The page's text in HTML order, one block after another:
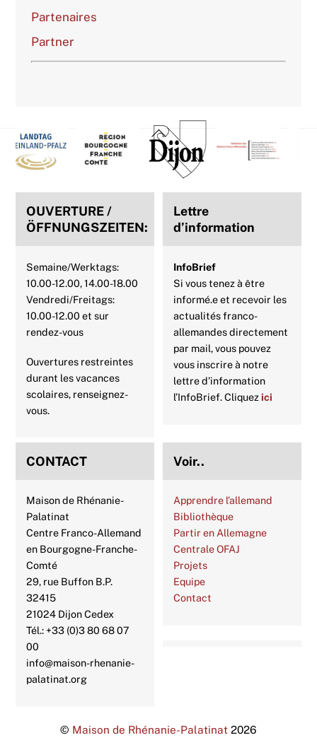
Partenaires
Partner
Back
To
Top
OUVERTURE /
ÖFFNUNGSZEITEN:
Semaine/Werktags:
10.00-12.00, 14.00-18.00
Vendredi/Freitags:
10.00-12.00 et sur
rendez-vous
Ouvertures restreintes
durant les vacances
scolaires, renseignez-
vous.
Lettre
d’information
InfoBrief
Si vous tenez à être
informé.e et recevoir les
actualités franco-
allemandes directement
par mail, vous pouvez
vous inscrire à notre
lettre d’information
l’InfoBrief. Cliquezici
CONTACT
Maison de Rhénanie-
Palatinat
Centre Franco-Allemand
en Bourgogne-Franche-
Comté
29, rue Buffon B.P.
32415
21024 Dijon Cedex
Tél.: +33 (0)3 80 68 07
00
info@maison-rhenanie-
palatinat.org
Voir..
Apprendre l’allemand
Bibliothèque
Partir en Allemagne
Centrale OFAJ
Projets
Equipe
Contact
© Maison de Rhénanie-Palatinat 2026